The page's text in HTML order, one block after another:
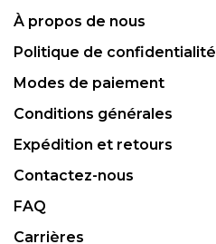
À propos de nous
Politique de confidentialité
Modes de paiement
Conditions générales
Expédition et retours
Contactez-nous
FAQ
Carrières